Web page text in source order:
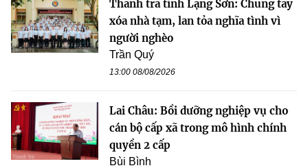
Thanh tra tỉnh Lạng Sơn: Chung tay
xóa nhà tạm, lan tỏa nghĩa tình vì
người nghèo
Trần Quý
13:00 08/08/2026
Lai Châu: Bồi dưỡng nghiệp vụ cho
cán bộ cấp xã trong mô hình chính
quyền 2 cấp
Bùi Bình